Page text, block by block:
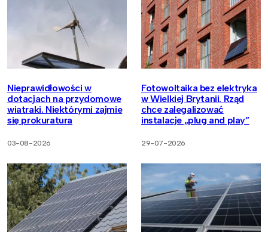
Nieprawidłowości w
dotacjach na przydomowe
wiatraki. Niektórymi zajmie
się prokuratura
03-08-2026
Fotowoltaika bez elektryka
w Wielkiej Brytanii. Rząd
chce zalegalizować
instalacje „plug and play”
29-07-2026